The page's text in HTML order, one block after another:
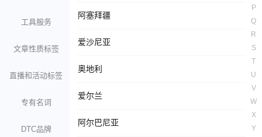
工具服务
文章性质标签
直播和活动标签
专有名词
DTC品牌
阿塞拜疆
爱沙尼亚
奥地利
爱尔兰
阿尔巴尼亚
P
Q
R
S
T
U
V
W
X
Y